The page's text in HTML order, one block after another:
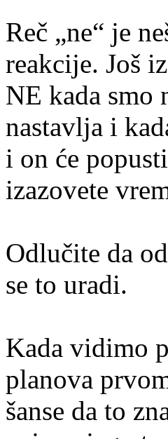
Reč „ne“ je
reakcije. Još
NE kada smo
nastavlja i
i on će
izazovete
Odlučite da
se to uradi.
Kada vidimo
planova
šanse da to